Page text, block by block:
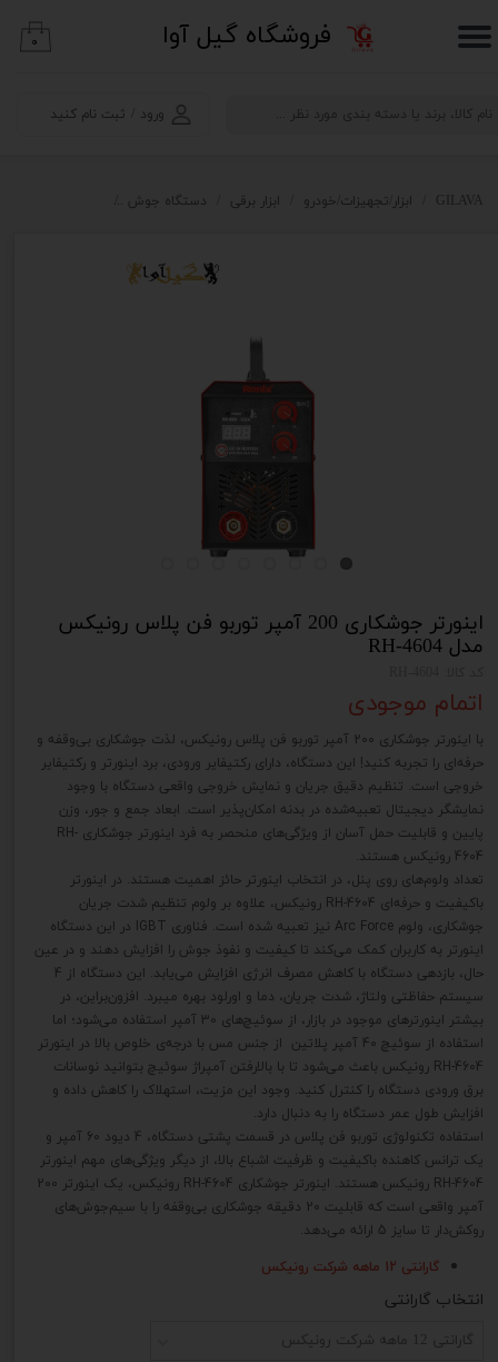
​فروشگاه گیل آوا
ورود ثبت نام کنید
حساب کاربری من
خروج از حساب کاربری
۰
GILAVA ابزار/تجهیزات/خودرو ابزار برقی دستگاه جوش
اینورتر جوشکاری 200 آمپر توربو فن پلاس رونیکس
مدل RH-4604
اتمام موجودی
با اینورتر جوشکاری 200 آمپر توربو فن پلاس رونیکس، لذت جوشکاری بی‌وقفه و
حرفه‌ای را تجربه کنید! این دستگاه، دارای رکتیفایر ورودی، برد اینورتر و رکتیفایر
خروجی است. تنظیم دقیق جریان و نمایش خروجی واقعی دستگاه با وجود
نمایشگر دیجیتال تعبیه‌شده در بدنه امکان‌پذیر است. ابعاد جمع و جور، وزن
پایین و قابلیت حمل آسان از ویژگی‌های منحصر به فرد اینورتر جوشکاری RH-
4604 رونیکس هستند.
تعداد ولوم‌های روی پنل، در انتخاب اینورتر حائز اهمیت هستند. در اینورتر
باکیفیت و حرفه‌ای RH-4604 رونیکس، علاوه بر ولوم تنظیم شدت جریان
جوشکاری، ولوم Arc Force نیز تعبیه شده است. فناوری IGBT در این دستگاه
اینورتر به کاربران کمک می‌کند تا کیفیت و نفوذ جوش را افزایش دهند و در عین
حال، بازدهی دستگاه با کاهش مصرف انرژی افزایش می‌یابد. این دستگاه از 4
سیستم حفاظتی ولتاژ، شدت جریان، دما و اورلود بهره می‎برد. افزون‌براین، در
بیشتر اینورترهای موجود در بازار، از سوئیچ‌های 30 آمپر استفاده می‌شود؛ اما
استفاده از سوئیچ 40 آمپر پلاتین از جنس مس با درجه‌ی خلوص بالا در اینورتر
RH-4604 رونیکس باعث می‌شود تا با بالارفتن آمپراژ سوئیچ بتوانید نوسانات
برق ورودی دستگاه را کنترل کنید. وجود این مزیت، استهلاک را کاهش داده و
افزایش طول عمر دستگاه را به دنبال دارد.
استفاده تکنولوژی توربو فن پلاس در قسمت پشتی دستگاه، 4 دیود 60 آمپر و
یک ترانس کاهنده‌ باکیفیت و ظرفیت اشباع بالا، از دیگر ویژگی‌های مهم اینورتر
RH-4604 رونیکس هستند. اینورتر جوشکاری RH-4604 رونیکس، یک اینورتر 200
آمپر واقعی است که قابلیت 20 دقیقه جوشکاری بی‌وقفه را با سیم‌جوش‌های
روکش‌دار تا سایز 5 ارائه می‌دهد.
گارانتی 12 ماهه شرکت رونیکس
انتخاب گارانتی
گارانتی 12 ماهه شرکت رونیکس